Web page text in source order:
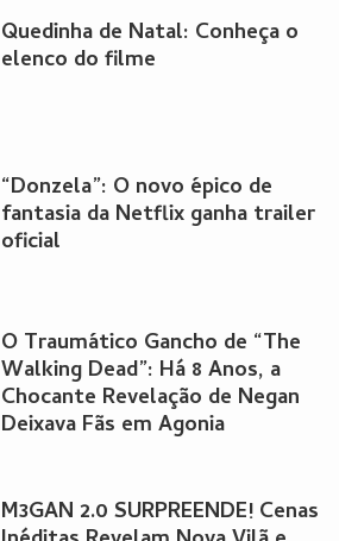
Quedinha de Natal: Conheça o
elenco do filme
“Donzela”: O novo épico de
fantasia da Netflix ganha trailer
oficial
O Traumático Gancho de “The
Walking Dead”: Há 8 Anos, a
Chocante Revelação de Negan
Deixava Fãs em Agonia
M3GAN 2.0 SURPREENDE! Cenas